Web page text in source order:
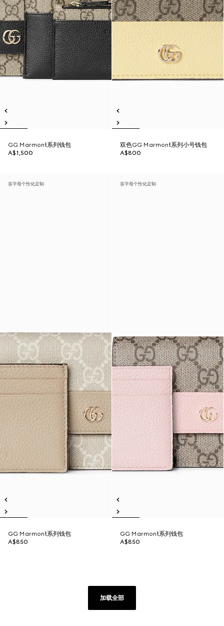
GG Marmont系列钱包
A$1,500
双色GG Marmont系列小号钱包
A$800
首字母个性化定制
GG Marmont系列钱包
A$850
首字母个性化定制
GG Marmont系列钱包
A$850
加载全部